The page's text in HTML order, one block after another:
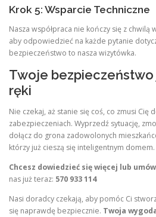
Krok 5: Wsparcie Techniczne
Nasza współpraca nie kończy się z chwilą
aby odpowiedzieć na każde pytanie
bezpieczeństwo to nasza wizytówka.
Twoje bezpieczeństwo
ręki
Nie czekaj, aż stanie się coś, co zmusi Cię
zabezpieczeniach. Wyprzedź sytuację,
dołącz do grona zadowolonych
którzy już cieszą się inteligentnym domem.
Chcesz dowiedzieć się więcej lub
nas już teraz: 570 933 114
Nasi doradcy czekają, aby pomóc Ci
się naprawdę bezpiecznie. Twoja